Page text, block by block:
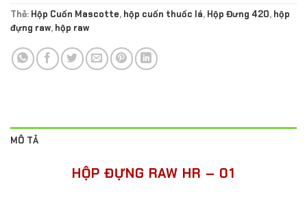
Thẻ: Hộp Cuốn Mascotte, hộp cuốn thuốc lá, Hộp Đưng 420, hộp
đựng raw, hộp raw
MÔ TẢ
HỘP ĐỰNG RAW HR – 01